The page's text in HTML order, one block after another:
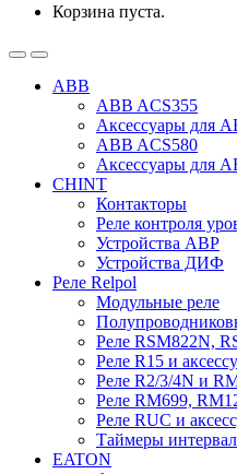
Корзина пуста.
ABB
ABB ACS355
Аксессуары для
ABB ACS580
Аксессуары для
CHINT
Контакторы
Реле контроля
Устройства АВР
Устройства ДИФ
Реле Relpol
Модульные реле
Реле RSM822N,
Реле R15 и
Реле R2/3/4N и
Реле RM699,
Реле RUC и
Таймеры
EATON